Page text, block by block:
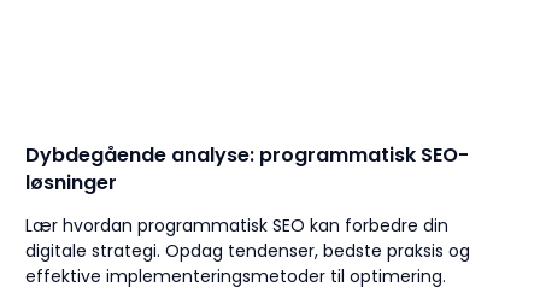
Dybdegående analyse: programmatisk SEO-
løsninger
Lær hvordan programmatisk SEO kan forbedre din
digitale strategi. Opdag tendenser, bedste praksis og
effektive implementeringsmetoder til optimering.